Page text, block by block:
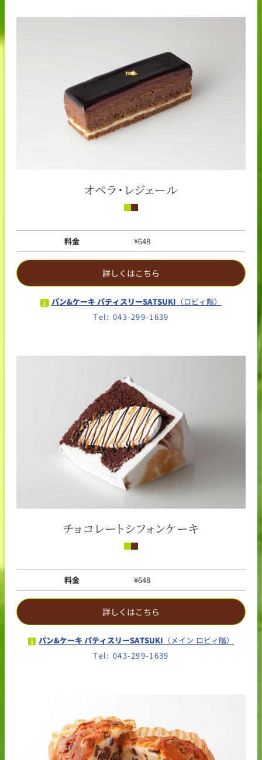
オペラ・レジェール
料金 ¥648
詳しくはこちら
パン&ケーキ パティスリーSATSUKI （ロビィ階）
Tel: 043-299-1639
チョコレートシフォンケーキ
料金 ¥648
詳しくはこちら
パン&ケーキ パティスリーSATSUKI （メイン ロビィ階）
Tel: 043-299-1639